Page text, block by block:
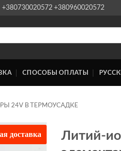
+380730020572 +380960020572
СПОСОБЫ ОПЛАТЫ
24V В ТЕРМОУСАДКЕ
доставка
Литий-